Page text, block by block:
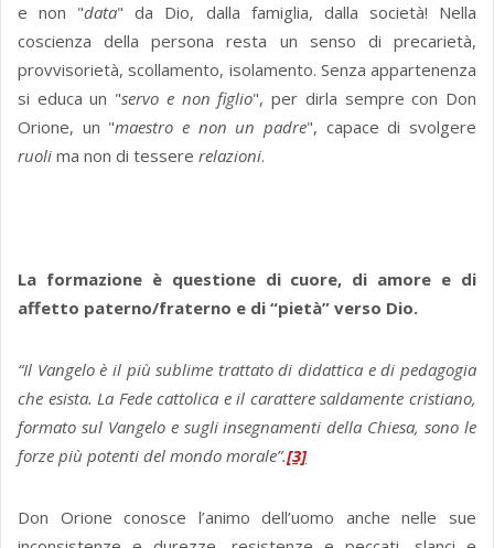
e non "data" da Dio, dalla famiglia, dalla società! Nella
coscienza della persona resta un senso di precarietà,
provvisorietà, scollamento, isolamento. Senza appartenenza
si educa un "servo e non figlio", per dirla sempre con Don
Orione, un "maestro e non un padre", capace di svolgere
ruoli ma non di tessere relazioni.
La formazione è questione di cuore, di amore e di
affetto paterno/fraterno e di “pietà” verso Dio.
“Il Vangelo è il più sublime trattato di didattica e di pedagogia
che esista. La Fede cattolica e il carattere saldamente cristiano,
formato sul Vangelo e sugli insegnamenti della Chiesa, sono le
forze più potenti del mondo morale”.[3]
Don Orione conosce l’animo dell’uomo anche nelle sue